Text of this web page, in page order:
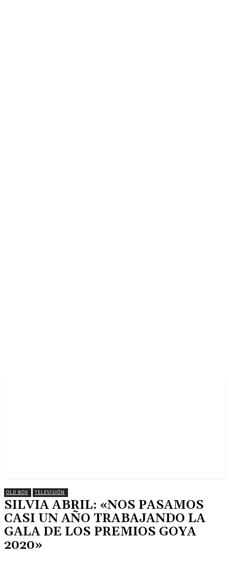
OLD BOX TELEVISIÓN
SILVIA ABRIL: «NOS PASAMOS
CASI UN AÑO TRABAJANDO LA
GALA DE LOS PREMIOS GOYA
2020»